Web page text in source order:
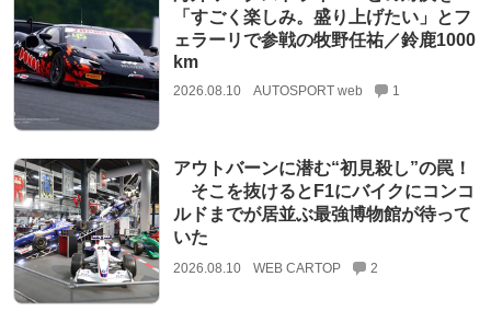
「すごく楽しみ。盛り上げたい」とフ
ェラーリで参戦の牧野任祐／鈴鹿1000
km
2026.08.10 AUTOSPORT web 1
アウトバーンに潜む“初見殺し”の罠！
そこを抜けるとF1にバイクにコンコ
ルドまでが居並ぶ最強博物館が待って
いた
2026.08.10 WEB CARTOP 2